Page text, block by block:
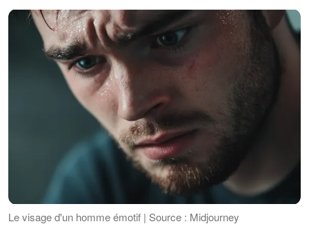
Le visage d'un homme émotif | Source : Midjourney